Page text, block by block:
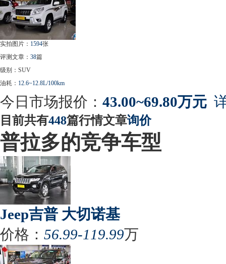
实拍图片： 1594张
评测文章： 38篇
级别：SUV
油耗： 12.6~12.8L/100km
今日市场报价： 43.00~69.80万元
目前共有448篇行情文章询价
普拉多的竞争车型
Jeep吉普 大切诺基
价格： 56.99-119.99万